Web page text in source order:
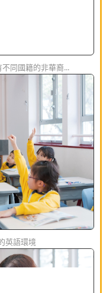
同國籍的非華裔...
英語環境